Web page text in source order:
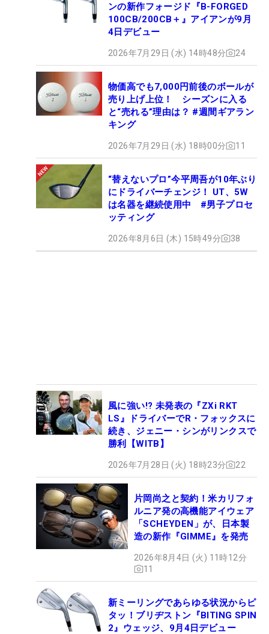
ンの新作フォージド『B-FORGED
100CB/200CB＋』アイアンが9月
4日デビュー
2026年7月29日 (水) 14時48分 24
物価高でも7,000円前後のボールが
売り上げ上位！ シーズンに入る
と“売れる”理由は？ #週間ギアラン
キング
2026年7月29日 (水) 18時00分 11
“替えないプロ”今平周吾が10年ぶり
にドライバーチェンジ！ UT、5W
は名器を継続使用中 #男子プロセ
ッティング
2026年8月6日 (木) 15時49分 38
風に強い!? 未発表の『ZXi RKT
LS』ドライバーでR・フォックスに
続き、ジェニー・シンがリンクスで
勝利【WITB】
2026年7月28日 (火) 18時23分 22
片岡尚之と契約！米カリフォ
ルニア発の高機能アイウェア
「SCHEYDEN」が、日本製
造の新作『GIMME』を発売
2026年8月4日 (火) 11時12分
11
新ミーリングであらゆる状況からピ
タッ！ブリヂストン『BITING SPIN
2』ウェッジ、9月4日デビュー